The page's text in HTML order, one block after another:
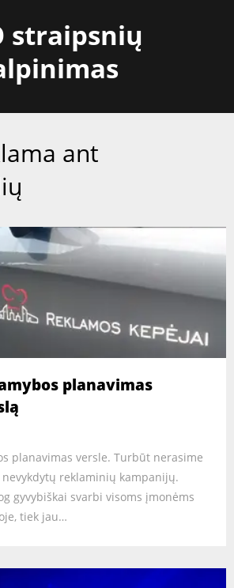
straipsnių
ant
planavimas
planavimas versle. Turbūt nerasime
reklaminių kampanijų.
gyvybiškai svarbi visoms įmonėms
tiek jau…